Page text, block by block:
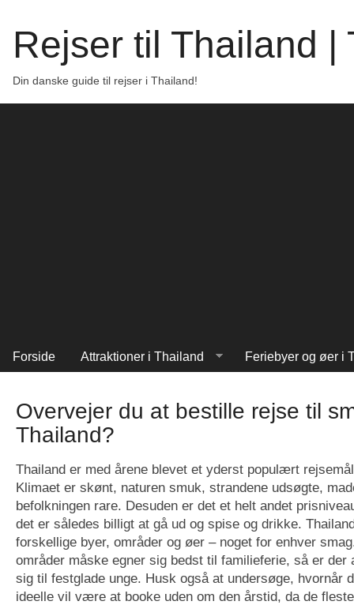
Rejser til Thailand |
Din danske guide til rejser i Thailand!
Forside Attraktioner i Thailand Feriebyer og øer i
Overvejer du at bestille rejse til
Thailand?
Thailand er med årene blevet et yderst populært
Klimaet er skønt, naturen smuk, strandene udsøgte,
befolkningen rare. Desuden er det et helt andet
det er således billigt at gå ud og spise og drikke.
forskellige byer, områder og øer – noget for enhver
områder måske egner sig bedst til familieferie, så er der
sig til festglade unge. Husk også at undersøge, hvornår
ideelle vil være at booke uden om den årstid, da de